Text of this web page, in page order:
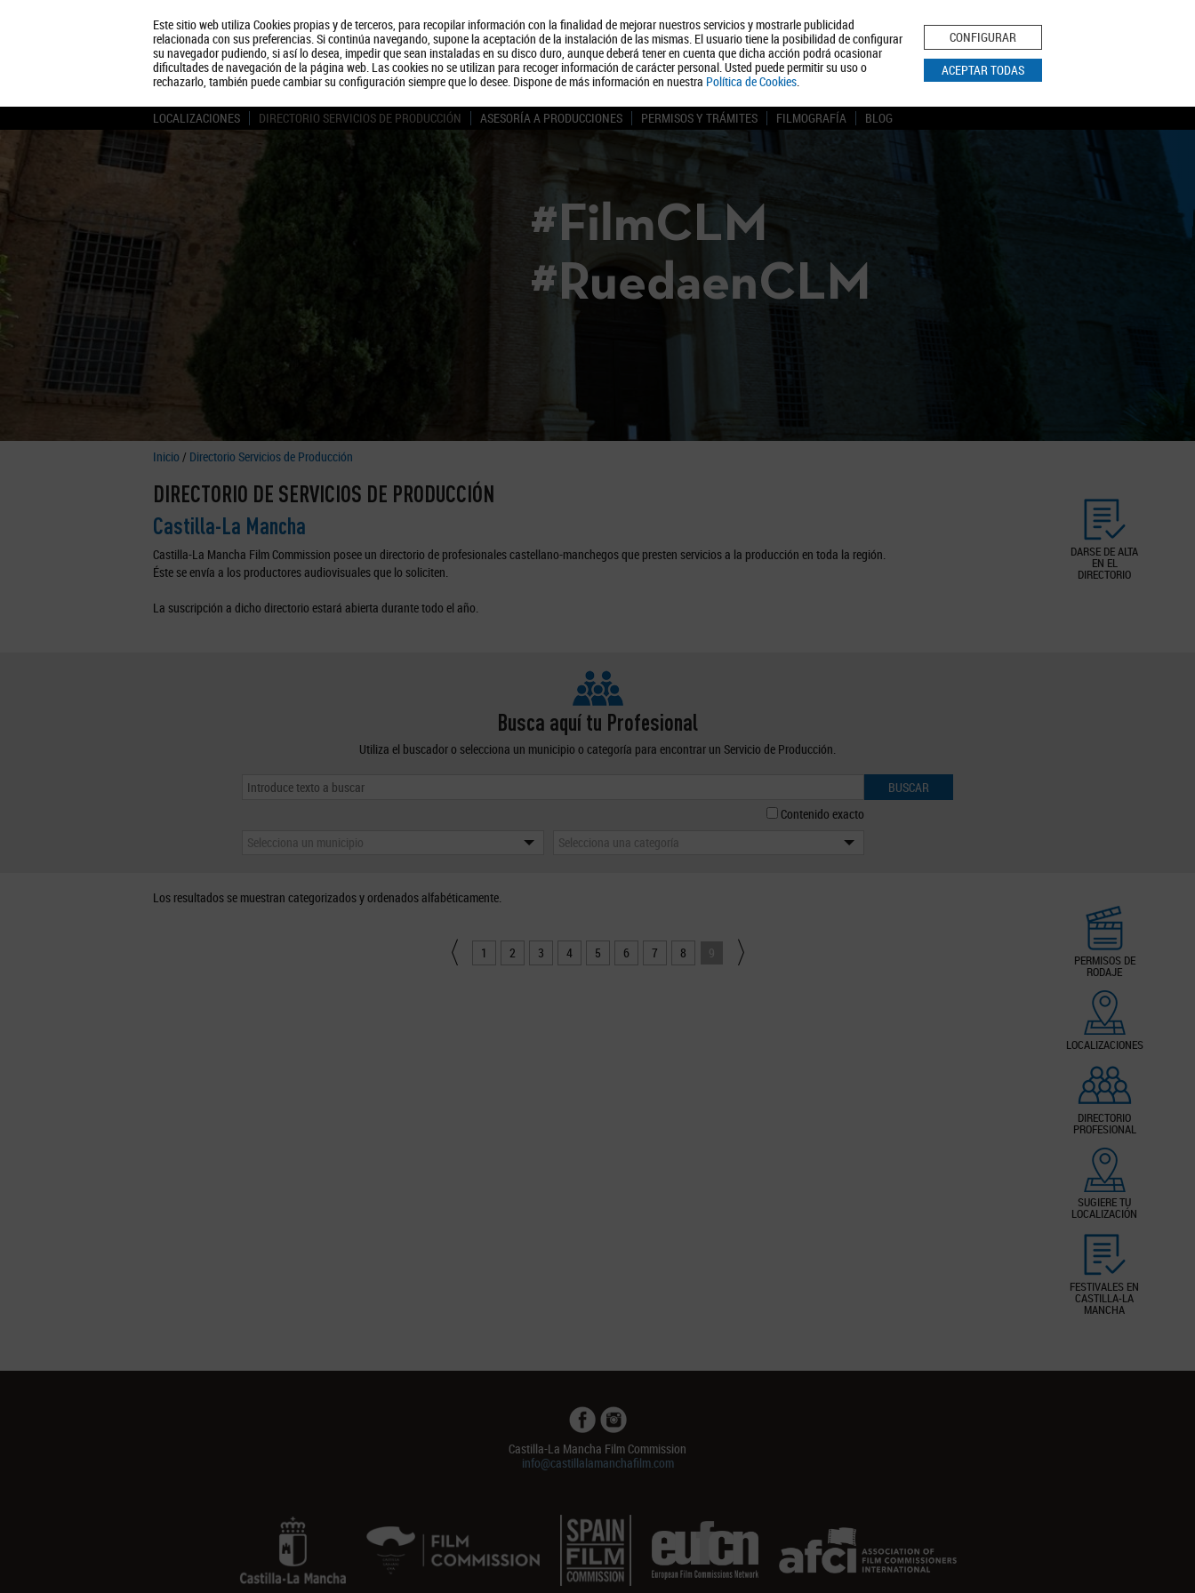
Este sitio web utiliza Cookies propias y de terceros, para recopilar información con la finalidad de mejorar nuestros servicios y mostrarle publicidad
relacionada con sus preferencias. Si continúa navegando, supone la aceptación de la instalación de las mismas. El usuario tiene la posibilidad de configurar
su navegador pudiendo, si así lo desea, impedir que sean instaladas en su disco duro, aunque deberá tener en cuenta que dicha acción podrá ocasionar
dificultades de navegación de la página web. Las cookies no se utilizan para recoger información de carácter personal. Usted puede permitir su uso o
rechazarlo, también puede cambiar su configuración siempre que lo desee. Dispone de más información en nuestra Política de Cookies.
CONFIGURAR
ACEPTAR TODAS
Quiénes somos Turismo Política de Privacidad Aviso Legal Política de Cookies
BUSCAR
LOCALIZACIONES DIRECTORIO SERVICIOS DE PRODUCCIÓN ASESORÍA A PRODUCCIONES PERMISOS Y TRÁMITES FILMOGRAFÍA BLOG
#FilmCLM
#RuedaenCLM
Inicio / Directorio Servicios de Producción
DARSE DE ALTA
EN EL
DIRECTORIO
DIRECTORIO DE SERVICIOS DE PRODUCCIÓN
Castilla-La Mancha
Castilla-La Mancha Film Commission posee un directorio de profesionales castellano-manchegos que presten servicios a la producción en toda la región.
Éste se envía a los productores audiovisuales que lo soliciten.
La suscripción a dicho directorio estará abierta durante todo el año.
Busca aquí tu Profesional
Utiliza el buscador o selecciona un municipio o categoría para encontrar un Servicio de Producción.
BUSCAR
Contenido exacto
Selecciona un municipio
Selecciona una categoría
PERMISOS DE
RODAJE
LOCALIZACIONES
DIRECTORIO
PROFESIONAL
SUGIERE TU
LOCALIZACIÓN
FESTIVALES EN
CASTILLA-LA
MANCHA
Los resultados se muestran categorizados y ordenados alfabéticamente.
1 2 3 4 5 6 7 8 9
Castilla-La Mancha Film Commission
info@castillalamanchafilm.com